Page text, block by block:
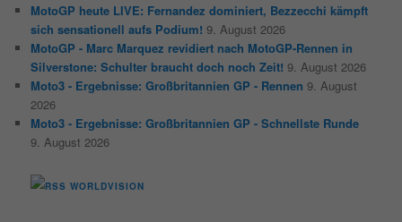
MotoGP heute LIVE: Fernandez dominiert, Bezzecchi kämpft
sich sensationell aufs Podium! 9. August 2026
MotoGP - Marc Marquez revidiert nach MotoGP-Rennen in
Silverstone: Schulter braucht doch noch Zeit! 9. August 2026
Moto3 - Ergebnisse: Großbritannien GP - Rennen 9. August
2026
Moto3 - Ergebnisse: Großbritannien GP - Schnellste Runde
9. August 2026
WORLDVISION